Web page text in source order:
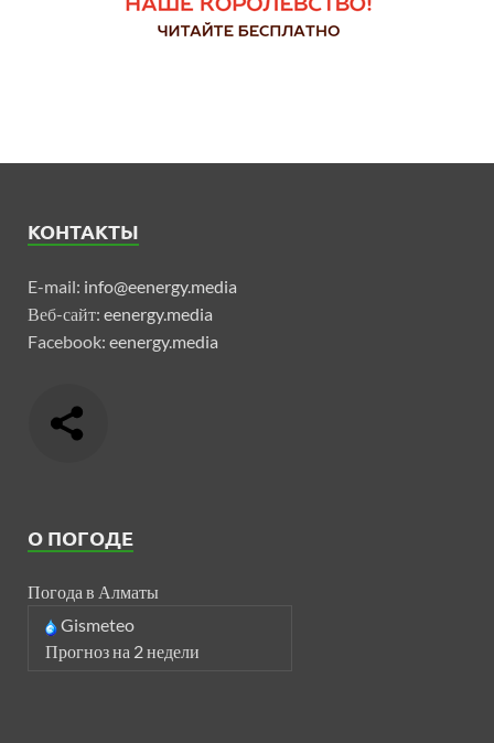
КОНТАКТЫ
E-mail: info@eenergy.media
Веб-сайт: eenergy.media
Facebook: eenergy.media
О ПОГОДЕ
Погода в Алматы
Gismeteo
Прогноз на 2 недели